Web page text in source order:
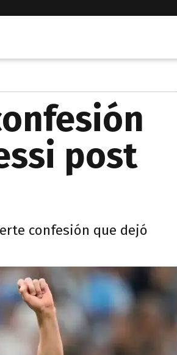
post
confesión que dejó